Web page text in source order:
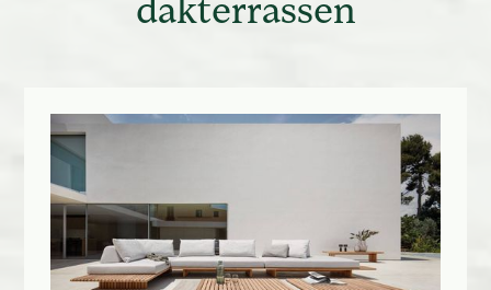
dakterrassen